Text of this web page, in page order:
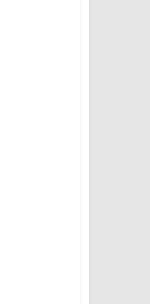
المؤتمرات